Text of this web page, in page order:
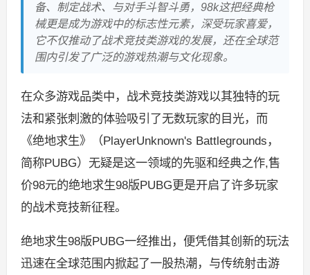
备、制定战术、与对手斗智斗勇，98k这把经典枪
械更是成为游戏中的标志性元素，深受玩家喜爱，
它不仅推动了战术竞技类游戏的发展，还在全球范
围内引发了广泛的游戏热潮与文化现象。
在众多游戏品类中，战术竞技类游戏以其独特的玩
法和紧张刺激的体验吸引了无数玩家的目光，而
《绝地求生》（PlayerUnknown's Battlegrounds，
简称PUBG）无疑是这一领域的先驱和经典之作,售
价98元的绝地求生98版PUBG更是开启了许多玩家
的战术竞技新征程。
绝地求生98版PUBG一经推出，便凭借其创新的玩法
迅速在全球范围内掀起了一股热潮，与传统射击游